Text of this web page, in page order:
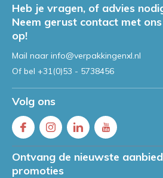
Heb je vragen, of advies
Neem gerust contact met ons
op!
Mail naar info@verpakkingenxl.nl
Of bel +31(0)53 - 5738456
Volg ons
Ontvang de nieuwste
promoties